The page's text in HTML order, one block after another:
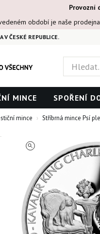
Provozní
období je naše
V ČESKÉ REPUBLICE.
MINCE SPOŘENÍ
mince Stříbrná mince Psí